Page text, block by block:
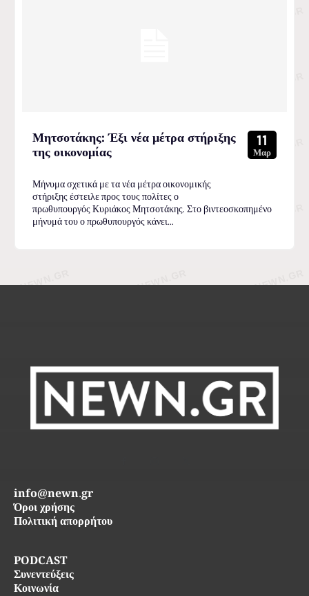
Μητσοτάκης: Έξι νέα μέτρα στήριξης
της οικονομίας
11
Μαρ
Μήνυμα σχετικά με τα νέα μέτρα οικονομικής
στήριξης έστειλε προς τους πολίτες ο
πρωθυπουργός Κυριάκος Μητσοτάκης. Στο βιντεοσκοπημένο
μήνυμά του ο πρωθυπουργός κάνει...
PODCAST
Συνεντεύξεις
Κοινωνία
info@newn.gr
Όροι χρήσης
Πολιτική απορρήτου